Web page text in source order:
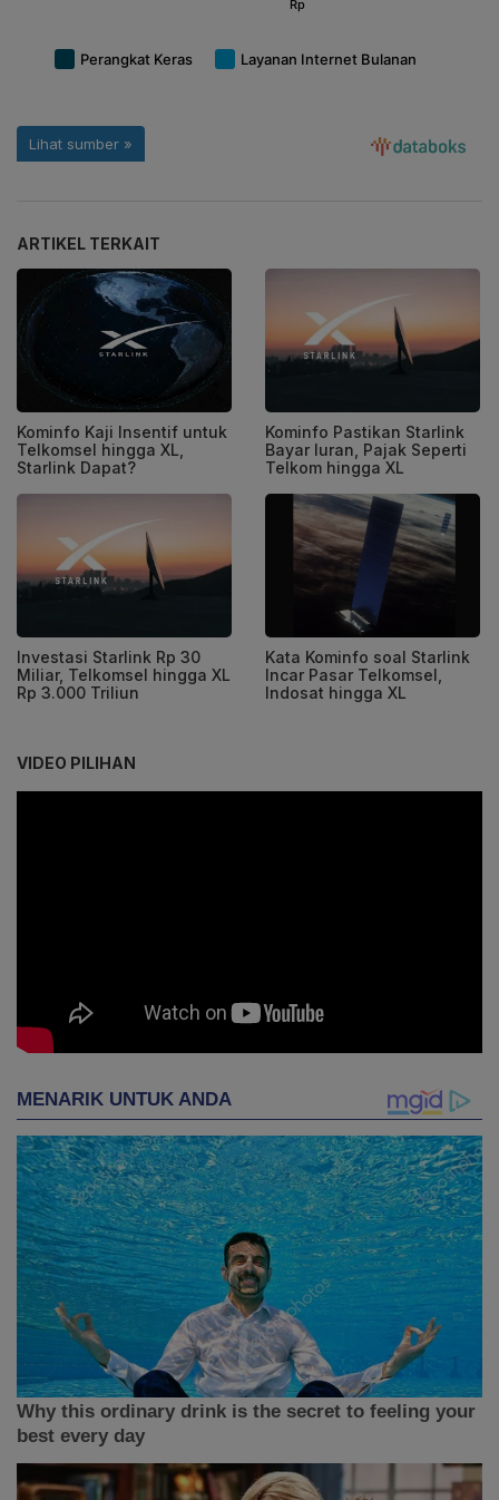
ARTIKEL TERKAIT
Kominfo Kaji Insentif untuk
Telkomsel hingga XL,
Starlink Dapat?
Kominfo Pastikan Starlink
Bayar Iuran, Pajak Seperti
Telkom hingga XL
Investasi Starlink Rp 30
Miliar, Telkomsel hingga XL
Rp 3.000 Triliun
Kata Kominfo soal Starlink
Incar Pasar Telkomsel,
Indosat hingga XL
VIDEO PILIHAN